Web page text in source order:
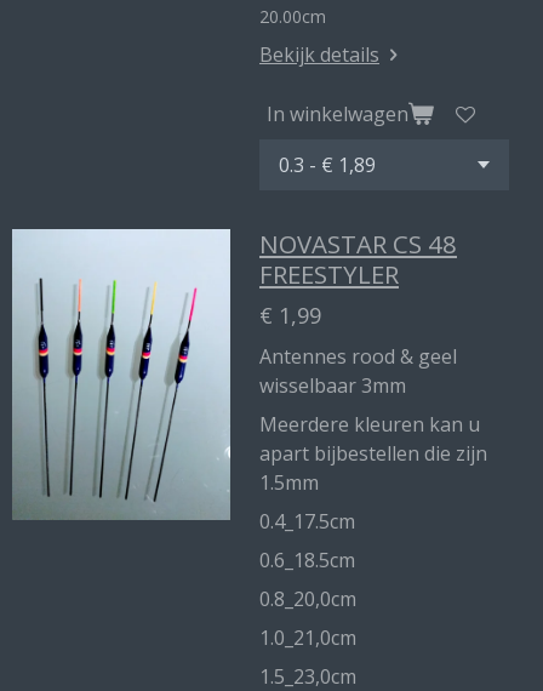
20.00cm
Bekijk details
In winkelwagen
NOVASTAR CS 48
FREESTYLER
€ 1,99
Antennes rood & geel
wisselbaar 3mm
Meerdere kleuren kan u
apart bijbestellen die zijn
1.5mm
0.4_17.5cm
0.6_18.5cm
0.8_20,0cm
1.0_21,0cm
1.5_23,0cm